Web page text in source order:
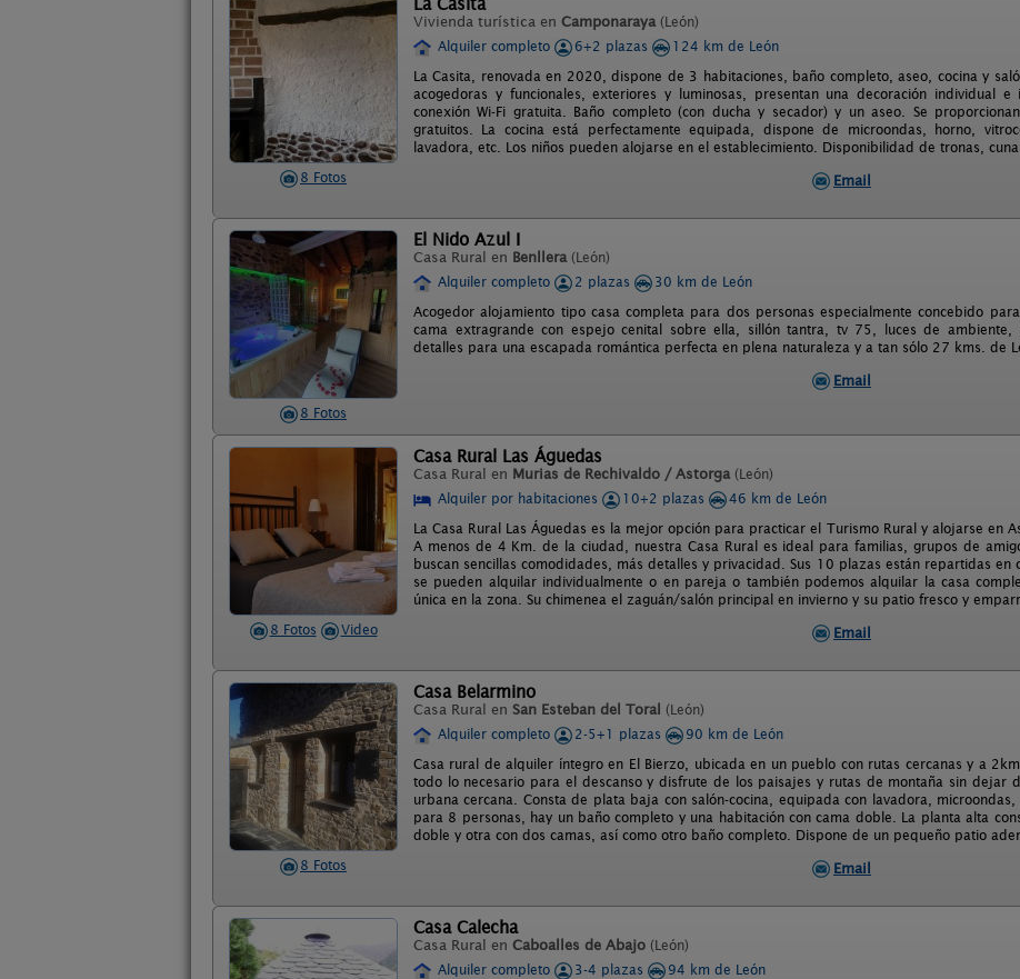
8 Fotos
La Casita
Vivienda turística en Camponaraya (León)
Alquiler completo
6+2 plazas
124 km de León
La Casita, renovada en 2020, dispone de 3 habitaciones, baño completo, aseo, cocina y
acogedoras y funcionales, exteriores y luminosas, presentan una decoración individual
conexión Wi-Fi gratuita. Baño completo (con ducha y secador) y un aseo. Se
gratuitos. La cocina está perfectamente equipada, dispone de microondas, horno,
lavadora, etc. Los niños pueden alojarse en el establecimiento. Disponibilidad de tronas,
Email
8 Fotos
El Nido Azul I
Casa Rural en Benllera (León)
Alquiler completo
2 plazas
30 km de León
Acogedor alojamiento tipo casa completa para dos personas especialmente concebido
cama extragrande con espejo cenital sobre ella, sillón tantra, tv 75, luces de ambiente,
detalles para una escapada romántica perfecta en plena naturaleza y a tan sólo 27 kms. de
Email
8 Fotos Video
Casa Rural Las Águedas
Casa Rural en Murias de Rechivaldo / Astorga (León)
Alquiler por habitaciones
10+2 plazas
46 km de León
La Casa Rural Las Águedas es la mejor opción para practicar el Turismo Rural y alojarse en
A menos de 4 Km. de la ciudad, nuestra Casa Rural es ideal para familias, grupos de
buscan sencillas comodidades, más detalles y privacidad. Sus 10 plazas están repartidas en
se pueden alquilar individualmente o en pareja o también podemos alquilar la casa
única en la zona. Su chimenea el zaguán/salón principal en invierno y su patio fresco y
Email
8 Fotos
Casa Belarmino
Casa Rural en San Esteban del Toral (León)
Alquiler completo
2-5+1 plazas
90 km de León
Casa rural de alquiler íntegro en El Bierzo, ubicada en un pueblo con rutas cercanas y a
todo lo necesario para el descanso y disfrute de los paisajes y rutas de montaña sin dejar
urbana cercana. Consta de plata baja con salón-cocina, equipada con lavadora,
para 8 personas, hay un baño completo y una habitación con cama doble. La planta alta
doble y otra con dos camas, así como otro baño completo. Dispone de un pequeño patio
Email
Casa Calecha
Casa Rural en Caboalles de Abajo (León)
Alquiler completo
3-4 plazas
94 km de León